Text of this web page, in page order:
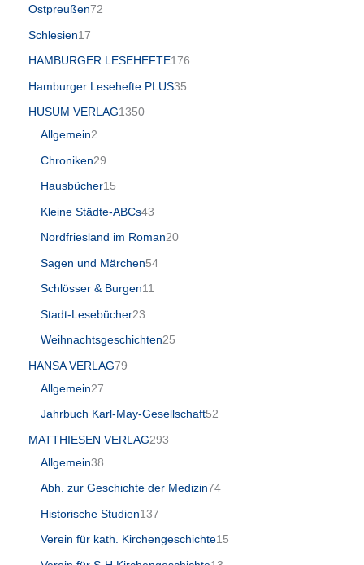
Ostpreußen72
Schlesien17
HAMBURGER LESEHEFTE176
Hamburger Lesehefte PLUS35
HUSUM VERLAG1350
Allgemein2
Chroniken29
Hausbücher15
Kleine Städte-ABCs43
Nordfriesland im Roman20
Sagen und Märchen54
Schlösser & Burgen11
Stadt-Lesebücher23
Weihnachtsgeschichten25
HANSA VERLAG79
Allgemein27
Jahrbuch Karl-May-Gesellschaft52
MATTHIESEN VERLAG293
Allgemein38
Abh. zur Geschichte der Medizin74
Historische Studien137
Verein für kath. Kirchengeschichte15